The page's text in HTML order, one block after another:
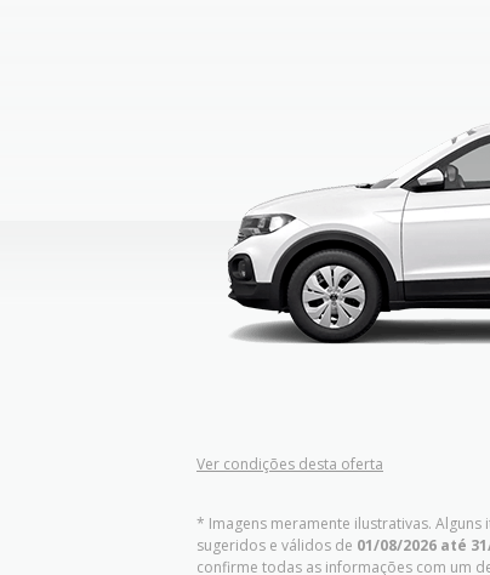
Ver condições desta oferta
* Imagens meramente ilustrativas.
sugeridos e válidos de 01/08/2026 até
confirme todas as informações com um